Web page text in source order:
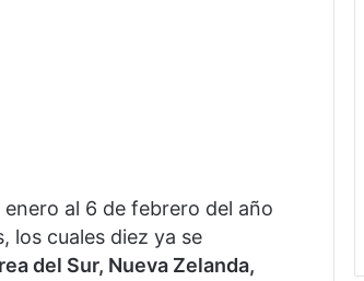
al 6 de febrero del año
los cuales diez ya se
del Sur, Nueva Zelanda,